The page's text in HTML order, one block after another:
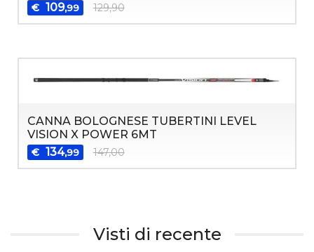
€ 109,99 129,90
CANNA BOLOGNESE TUBERTINI LEVEL
VISION X POWER 6MT
€ 134,99 147,00
Visti di recente